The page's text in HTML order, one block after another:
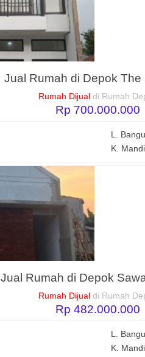
Jual Rumah di Depok The
Rumah Dijual di Rumah
Rp 700.000.000
L.
K.
Jual Rumah di Depok
Rumah Dijual di Rumah
Rp 482.000.000
L.
K.